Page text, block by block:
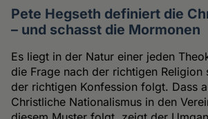
Pete Hegseth definiert die
– und schasst die Mormonen
Es liegt in der Natur einer jeden
die Frage nach der richtigen
der richtigen Konfession folgt. Dass
Christliche Nationalismus in den